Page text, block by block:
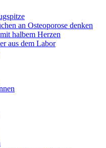
an Osteoporose denken
halbem Herzen
aus dem Labor